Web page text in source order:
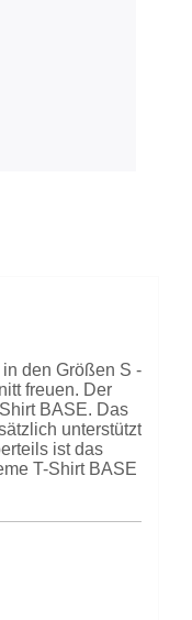
den Größen S -
freuen. Der
BASE. Das
unterstützt
ist das
T-Shirt BASE